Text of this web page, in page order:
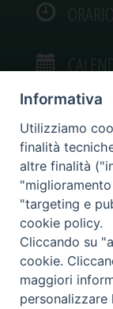
Diocesi di Caltagirone
Informativa
Utilizziamo
finalità
altre finalità
"targeting e
cookie policy.
Cliccando su
cookie.
maggiori
personalizzare